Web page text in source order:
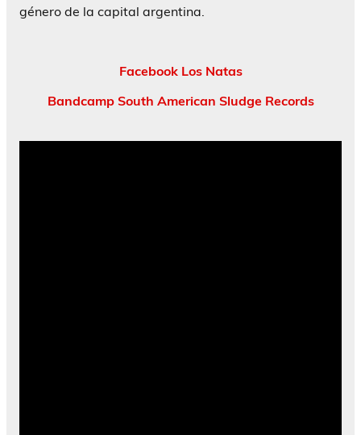
género de la capital argentina.
Facebook Los Natas
Bandcamp South American Sludge Records